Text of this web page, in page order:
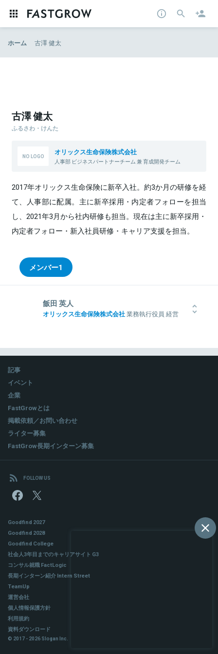
ホーム 古澤 健太
古澤 健太
ふるさわ・けんた
オリックス生命保険株式会社
人事部 ビジネスパートナーチーム 兼 育成開発チーム
2017年オリックス生命保険に新卒入社。約3か月の研修を経
て、人事部に配属。主に新卒採用・内定者フォローを担当
し、2021年3月から社内研修も担当。現在は主に新卒採用・
内定者フォロー・新入社員研修・キャリア支援を担当。
メンバー1
飯田 英人
オリックス生命保険株式会社業務執行役員 経営
験。その後、買収・合併等を経て外資生保に20年近く勤務し、保険
商品の企画・開発や収益管理、営業社員チャネルの販売戦略等を担
当。2018年オリックス生命に入社し、主に会社全体を俯瞰する立場
で経営戦略の企画・推進を管掌している。
関連情報をみる
記事
イベント
企業
FastGrowとは
掲載依頼／お問い合わせ
ライター募集
FastGrow長期インターン募集
FOLLOW US
Goodfind 2027
Goodfind 2028
Goodfind College
社会人3年目までのキャリアサイト G3
コンサル就職 FactLogic
長期インターン紹介 Intern Street
TeamUp
運営会社
個人情報保護方針
利用規約
資料ダウンロード
© 2017 - 2026 Slogan Inc.